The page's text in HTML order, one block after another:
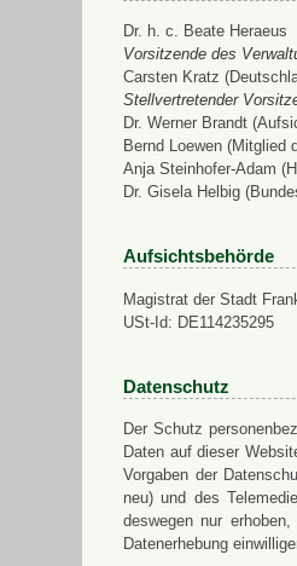
Dr. h. c. Beate Heraeus
Vorsitzende des
Carsten Kratz
Stellvertretender
Dr. Werner Brandt
Bernd Loewen (Mitglied
Anja Steinhofer-Adam
Dr. Gisela Helbig
Aufsichtsbehörde
Magistrat der Stadt
USt-Id: DE114235295
Datenschutz
Der Schutz
Daten auf dieser
Vorgaben der
neu) und des
deswegen nur
Datenerhebung